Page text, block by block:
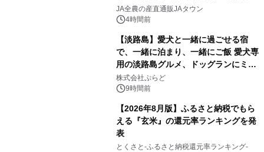
販売！～毎月１０日の定例企画～
JA全農の産直通販JAタウン
4時間前
【淡路島】愛犬と一緒に過ごせる宿
で、一緒に泊まり、一緒にご飯 愛犬専
用の淡路島グルメ、ドッグランにミニ
プール グランピングとトレーラーハウ
スの2施設で
株式会社ぷらど
9時間前
【2026年8月版】ふるさと納税でもら
える『玄米』の還元率ランキングを発
表
とくさと-ふるさと納税還元率ランキング-